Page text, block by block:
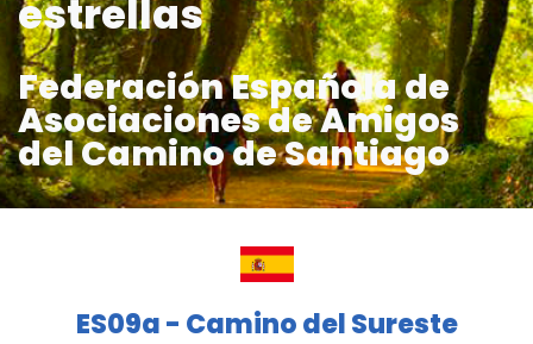
estrellas
Federación Española de
Asociaciones de Amigos
del Camino de Santiago
ES09a - Camino del Sureste